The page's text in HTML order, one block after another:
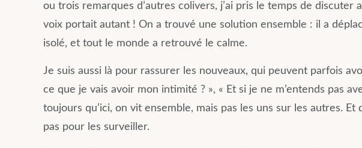
ou trois remarques d’autres colivers, j’ai pris le temps de discuter
voix portait autant ! On a trouvé une solution ensemble : il a
isolé, et tout le monde a retrouvé le calme.
Je suis aussi là pour rassurer les nouveaux, qui peuvent parfois
ce que je vais avoir mon intimité ? », « Et si je ne m’entends pas
toujours qu’ici, on vit ensemble, mais pas les uns sur les autres. Et
pas pour les surveiller.